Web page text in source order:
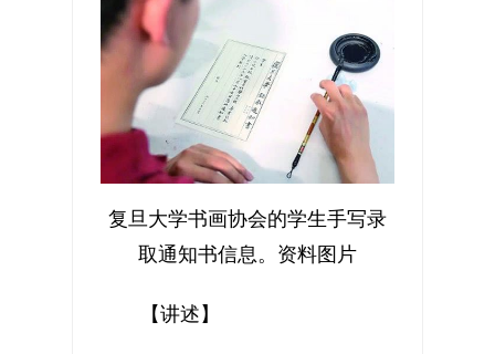
复旦大学书画协会的学生手写录
取通知书信息。资料图片
【讲述】